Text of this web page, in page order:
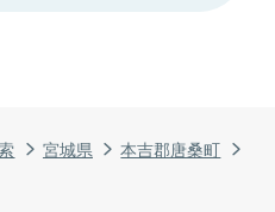
宮城県
本吉郡唐桑町